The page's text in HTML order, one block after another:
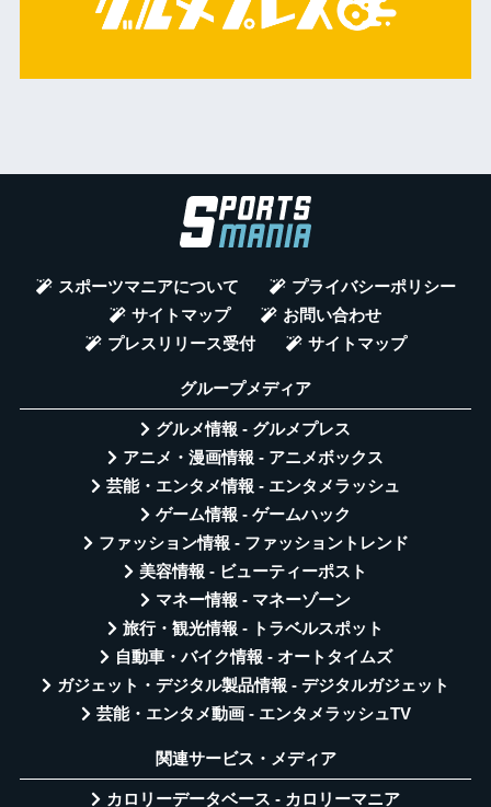
スポーツマニアについて
プライバシーポリシー
サイトマップ
お問い合わせ
プレスリリース受付
サイトマップ
グループメディア
グルメ情報 - グルメプレス
アニメ・漫画情報 - アニメボックス
芸能・エンタメ情報 - エンタメラッシュ
ゲーム情報 - ゲームハック
ファッション情報 - ファッショントレンド
美容情報 - ビューティーポスト
マネー情報 - マネーゾーン
旅行・観光情報 - トラベルスポット
自動車・バイク情報 - オートタイムズ
ガジェット・デジタル製品情報 - デジタルガジェット
芸能・エンタメ動画 - エンタメラッシュTV
関連サービス・メディア
カロリーデータベース - カロリーマニア